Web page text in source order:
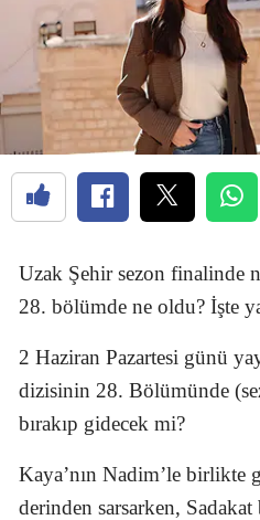
Uzak Şehir sezon finalinde
28. bölümde ne oldu? İşte
2 Haziran Pazartesi günü
dizisinin 28. Bölümünde
bırakıp gidecek mi?
Kaya’nın Nadim’le birlikte
derinden sarsarken, Sadakat